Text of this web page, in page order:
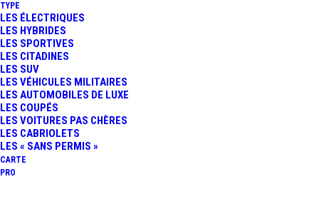
TYPE
LES ÉLECTRIQUES
LES HYBRIDES
LES SPORTIVES
LES CITADINES
LES SUV
LES VÉHICULES MILITAIRES
LES AUTOMOBILES DE LUXE
LES COUPÉS
LES VOITURES PAS CHÈRES
LES CABRIOLETS
LES « SANS PERMIS »
CARTE
PRO